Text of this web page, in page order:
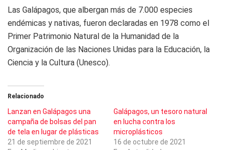
Las Galápagos, que albergan más de 7.000 especies
endémicas y nativas, fueron declaradas en 1978 como el
Primer Patrimonio Natural de la Humanidad de la
Organización de las Naciones Unidas para la Educación, la
Ciencia y la Cultura (Unesco).
Relacionado
Lanzan en Galápagos una
campaña de bolsas del pan
de tela en lugar de plásticas
21 de septiembre de 2021
Galápagos, un tesoro natural
en lucha contra los
microplásticos
16 de octubre de 2021